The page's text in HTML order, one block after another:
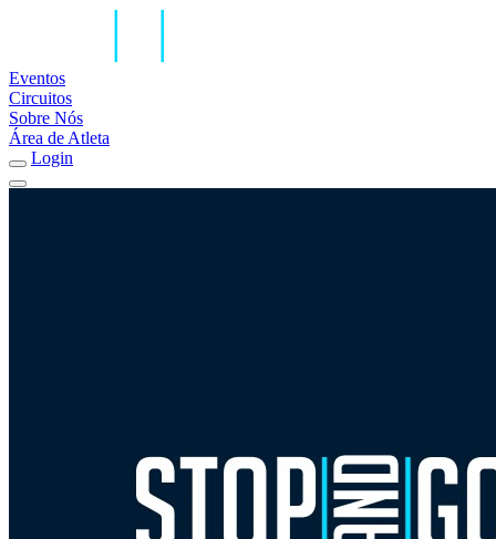
Eventos
Circuitos
Sobre Nós
Área de Atleta
Login